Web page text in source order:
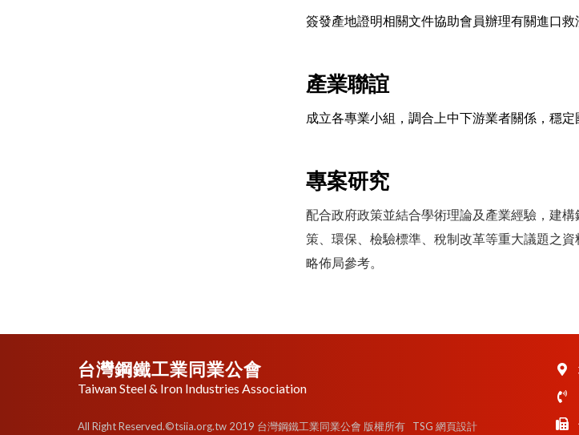
簽發產地證明相關文件協助會員辦理有關進口救
產業聯誼
成立各專業小組，調合上中下游業者關係，穩定
專案研究
配合政府政策並結合學術理論及產業經驗，建
策、環保、檢驗標準、稅制改革等重大議題之
略佈局參考。
台灣鋼鐵工業同業公會
Taiwan Steel & Iron Industries Association
All Right Reserved.©tsiia.org.tw 2019 台灣鋼鐵工業同業公會 版權所有 TSG 網頁設計